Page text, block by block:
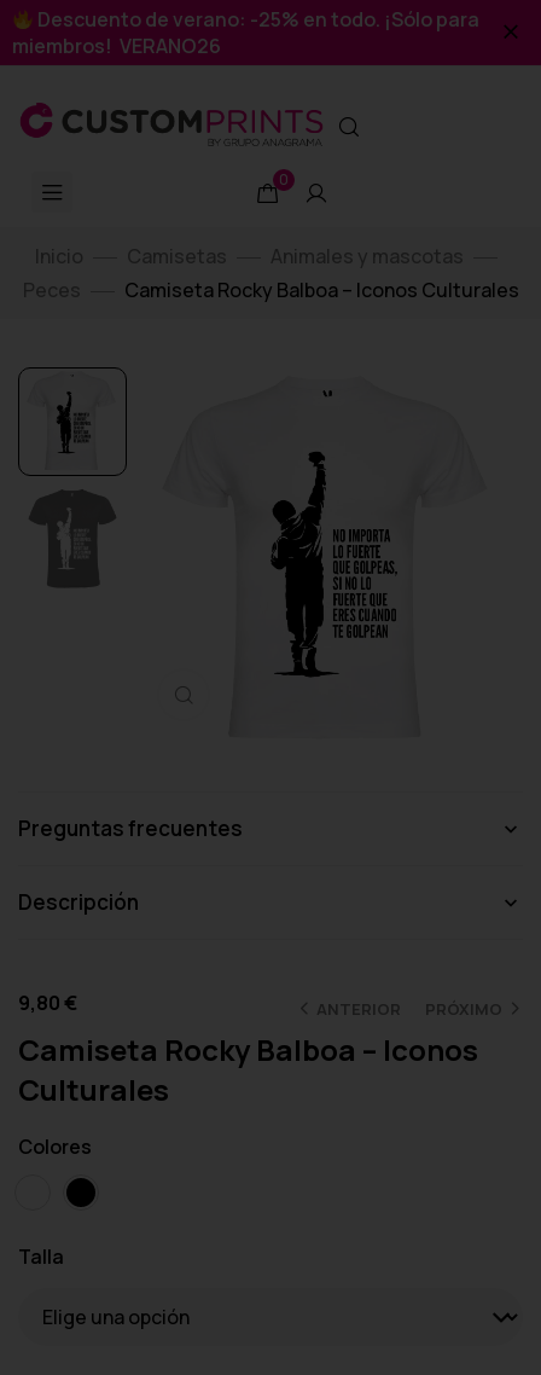
Descuento de verano: -25% en todo. ¡Sólo para
miembros! VERANO26
0
Inicio Camisetas
Animales y mascotas
Peces
Camiseta Rocky Balboa – Iconos Culturales
Preguntas frecuentes
Descripción
ANTERIOR PRÓXIMO
9,80€
Camiseta Rocky Balboa – Iconos
Culturales
Colores
Talla